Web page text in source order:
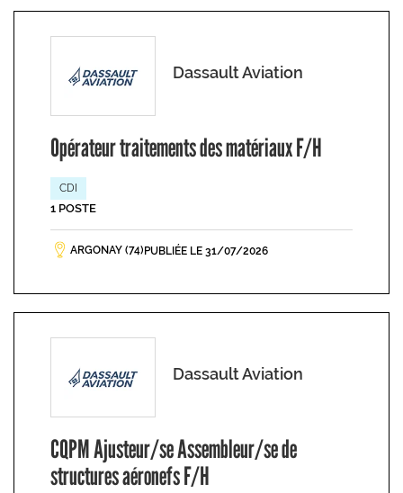
Dassault Aviation
Opérateur traitements des matériaux F/H
CDI
1 POSTE
ARGONAY (74) PUBLIÉE LE 31/07/2026
Dassault Aviation
CQPM Ajusteur/se Assembleur/se de
structures aéronefs F/H